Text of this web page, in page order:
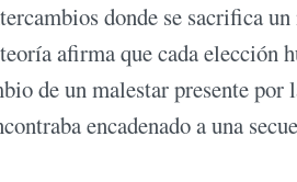
donde se sacrifica
afirma que cada elección
de un malestar presente por
encadenado a una